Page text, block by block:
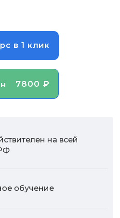
в 1 клик
7800 ₽
на всей
обучение